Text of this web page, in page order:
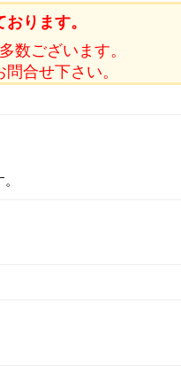
ります。
数ございます。
合せ下さい。